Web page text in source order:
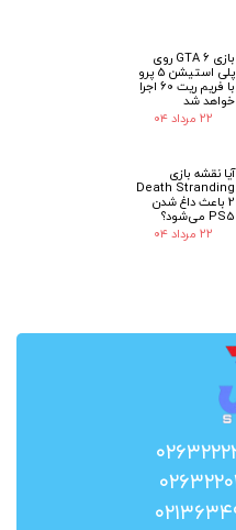
بازی GTA 6 روی
پلی استیشن 5 پرو
با فریم ریت 60 اجرا
خواهد شد
۲۲ مرداد ۰۴
آیا نقشه بازی
Death Stranding
2 باعث داغ شدن
PS5 می‌شود؟
۲۲ مرداد ۰۴